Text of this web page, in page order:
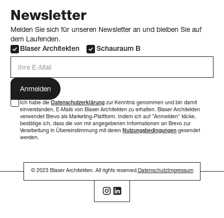
Newsletter
Melden Sie sich für unseren Newsletter an und bleiben Sie auf
dem Laufenden.
Blaser Architekten
Schauraum B
Ich habe dieDatenschutzerklärung zur Kenntnis genommen und bin damit
einverstanden, E-Mails von Blaser Architekten zu erhalten. Blaser Architekten
verwendet Brevo als Marketing-Plattform. Indem ich auf "Anmelden" klicke,
bestätige ich, dass die von mir angegebenen Informationen an Brevo zur
Verarbeitung in Übereinstimmung mit derenNutzungsbedingungen gesendet
werden.
© 2023 Blaser Architekten. All rights reserved.DatenschutzImpressum